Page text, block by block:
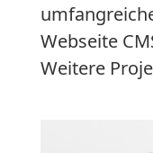
Webseite
Weitere